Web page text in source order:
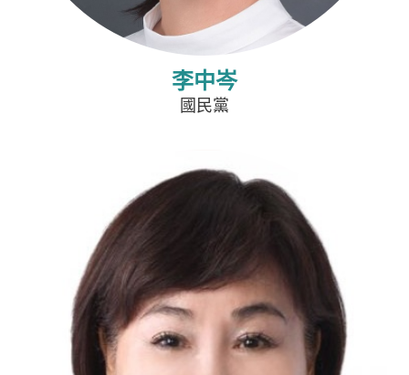
李中岑
國民黨